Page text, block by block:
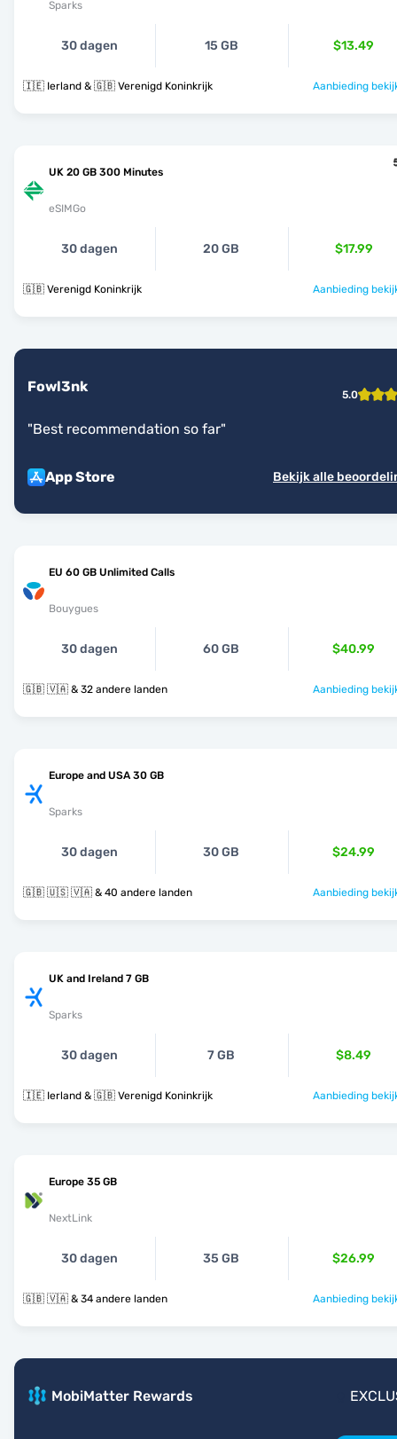
Sparks
30 dagen 15 GB $13.49
🇮🇪 Ierland & 🇬🇧 Verenigd Koninkrijk Aanbieding
UK 20 GB 300 Minutes
eSIMGo
30 dagen 20 GB $17.99
🇬🇧 Verenigd Koninkrijk Aanbieding
Fowl3nk 5.0
"Best recommendation so far"
App Store Bekijk alle
EU 60 GB Unlimited Calls
Bouygues
30 dagen 60 GB $40.99
🇬🇧 🇻🇦 & 32 andere landen Aanbieding
Europe and USA 30 GB
Sparks
30 dagen 30 GB $24.99
🇬🇧 🇺🇸 🇻🇦 & 40 andere landen Aanbieding
UK and Ireland 7 GB
Sparks
30 dagen 7 GB $8.49
🇮🇪 Ierland & 🇬🇧 Verenigd Koninkrijk Aanbieding
Europe 35 GB
NextLink
30 dagen 35 GB $26.99
🇬🇧 🇻🇦 & 34 andere landen Aanbieding
MobiMatter Rewards